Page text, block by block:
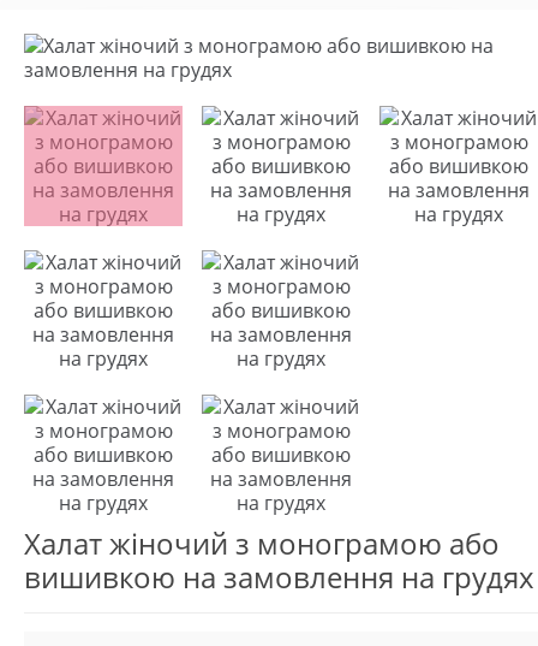
Халат жіночий з монограмою або
вишивкою на замовлення на грудях